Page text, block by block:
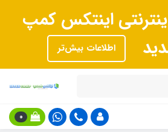
اینتکس کمپ
اطلاعات بیش‌تر
0